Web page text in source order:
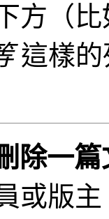
方（
這樣的
除一篇
或版